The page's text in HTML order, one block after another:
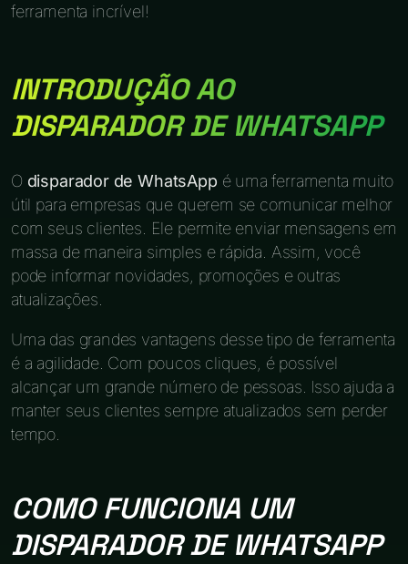
ferramenta incrível!
INTRODUÇÃO AO
DISPARADOR DE WHATSAPP
O disparador de WhatsApp é uma ferramenta muito
útil para empresas que querem se comunicar melhor
com seus clientes. Ele permite enviar mensagens em
massa de maneira simples e rápida. Assim, você
pode informar novidades, promoções e outras
atualizações.
Uma das grandes vantagens desse tipo de ferramenta
é a agilidade. Com poucos cliques, é possível
alcançar um grande número de pessoas. Isso ajuda a
manter seus clientes sempre atualizados sem perder
tempo.
COMO FUNCIONA UM
DISPARADOR DE WHATSAPP